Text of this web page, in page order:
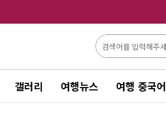
갤러리 여행뉴스 여행 중국어